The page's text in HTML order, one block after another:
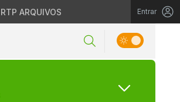
RTP ARQUIVOS Entrar